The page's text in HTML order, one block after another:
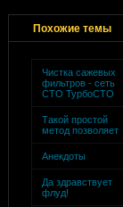
Похожие темы
Чистка сажевых
фильтров - сеть
СТО ТурбоСТО
Такой простой
метод позволяет
Анекдоты
Да здравствует
флуд!